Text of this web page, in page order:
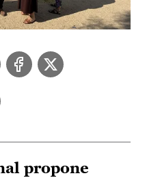
propone